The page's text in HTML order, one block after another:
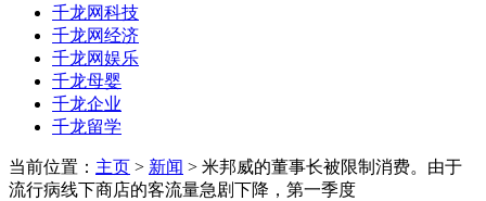
千龙网科技
千龙网经济
千龙网娱乐
千龙母婴
千龙企业
千龙留学
当前位置： 主页 > 新闻 > 米邦威的董事长被限制消费。由于
流行病线下商店的客流量急剧下降，第一季度